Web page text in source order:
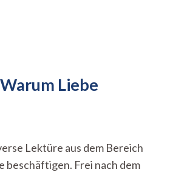
Liebe
Lektüre aus dem Bereich
beschäftigen. Frei nach dem